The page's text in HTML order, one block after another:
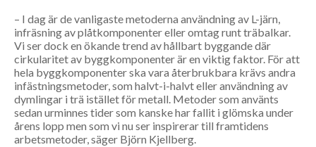
– I dag är de vanligaste metoderna användning av L-järn,
infräsning av plåtkomponenter eller omtag runt träbalkar.
Vi ser dock en ökande trend av hållbart byggande där
cirkularitet av byggkomponenter är en viktig faktor. För att
hela byggkomponenter ska vara återbrukbara krävs andra
infästningsmetoder, som halvt-i-halvt eller användning av
dymlingar i trä istället för metall. Metoder som använts
sedan urminnes tider som kanske har fallit i glömska under
årens lopp men som vi nu ser inspirerar till framtidens
arbetsmetoder, säger Björn Kjellberg.